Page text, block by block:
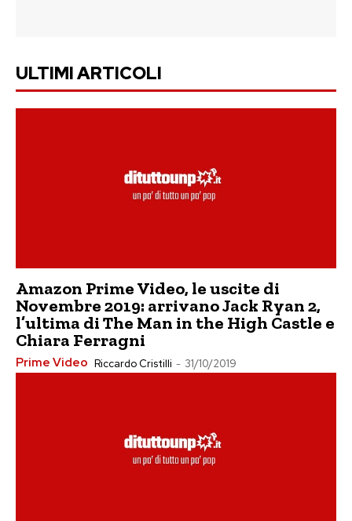
ULTIMI ARTICOLI
Amazon Prime Video, le uscite di
Novembre 2019: arrivano Jack Ryan 2,
l’ultima di The Man in the High Castle e
Chiara Ferragni
Prime Video Riccardo Cristilli - 31/10/2019